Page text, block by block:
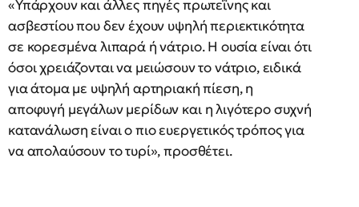
«Υπάρχουν και άλλες πηγές πρωτεΐνης και
ασβεστίου που δεν έχουν υψηλή περιεκτικότητα
σε κορεσμένα λιπαρά ή νάτριο. Η ουσία είναι ότι
όσοι χρειάζονται να μειώσουν το νάτριο, ειδικά
για άτομα με υψηλή αρτηριακή πίεση, η
αποφυγή μεγάλων μερίδων και η λιγότερο συχνή
κατανάλωση είναι ο πιο ευεργετικός τρόπος για
να απολαύσουν το τυρί», προσθέτει.